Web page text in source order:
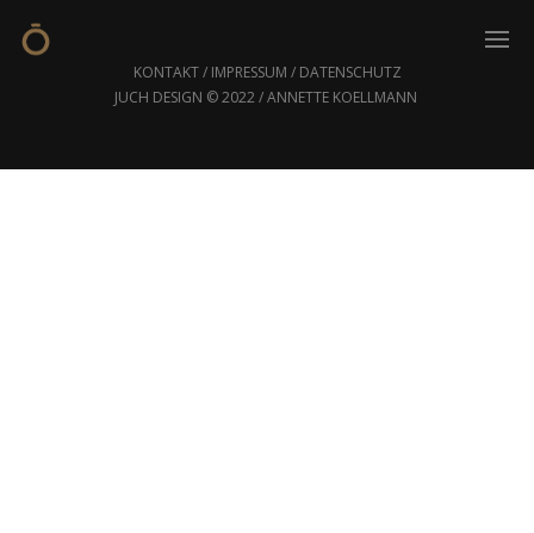
KONTAKT/ IMPRESSUM / DATENSCHUTZ
JUCH DESIGN © 2022 / ANNETTE KOELLMANN